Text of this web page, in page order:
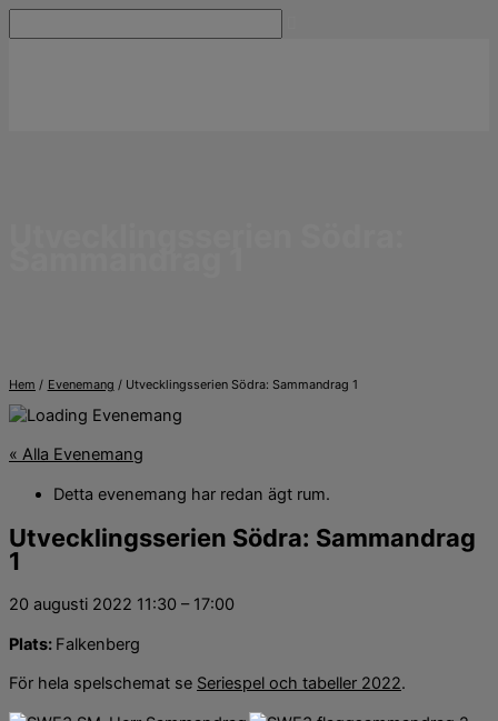
till
Hem Evenemang Utvecklingsserien Södra: Sammandrag 1
« Alla Evenemang
Detta evenemang har redan ägt rum.
Utvecklingsserien Södra: Sammandrag
1
20 augusti 2022 11:30 – 17:00
Plats: Falkenberg
För hela spelschemat se Seriespel och tabeller 2022.